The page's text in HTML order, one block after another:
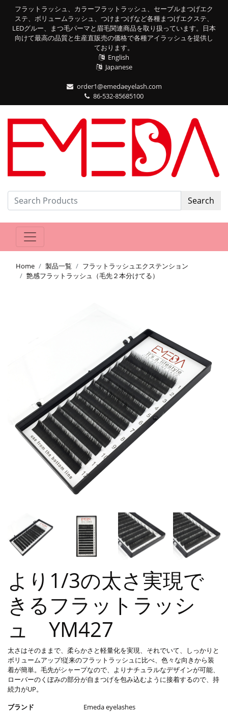
フラットラッシュ、カラーフラットラッシュ、セーブルまつげエク
ステ、ボリュームラッシュ、つけまつげなど各種まつげエクステ、
LEDグルー、まつ毛パーマと眉毛関連商品を取り扱っています。日本
向けて最高の品質と生産直販売の価格で各種アイラッシュを提供し
ております。
English
Japanese
order1@emedaeyelash.com
86-532-85685100
Search
Home 製品一覧
フラットラッシュエクステンション
艶感フラットラッシュ（毛先２本分けてる）
より1/3の太さ実現で
きるフラットラッシ
ュ YM427
太さはそのままで、柔らかさと軽量化を実現、それでいて、しっかりと
ボリュームアップ!従来のフラットラッシュに比べ、色々な向きから装
着が簡単。毛先がシャープなので、よりナチュラルなデザインが可能、
ローバーのくぼみの部分が自まつげを包み込むように接着するので、持
続力がUP。
ブランド
Emeda eyelashes